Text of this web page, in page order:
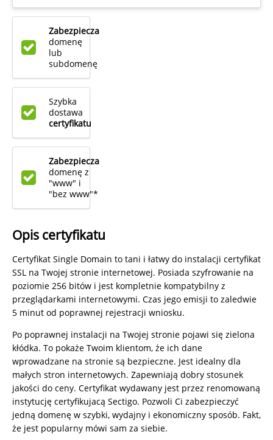
Zabezpiecza
domenę
lub
subdomenę
Szybka
dostawa
certyfikatu
Zabezpiecza
domenę z
"www" i
"bez www"*
Opis certyfikatu
Certyfikat Single Domain to tani i łatwy do instalacji certyfikat
SSL na Twojej stronie internetowej. Posiada szyfrowanie na
poziomie 256 bitów i jest kompletnie kompatybilny z
przeglądarkami internetowymi. Czas jego emisji to zaledwie
5 minut od poprawnej rejestracji wniosku.
Po poprawnej instalacji na Twojej stronie pojawi się zielona
kłódka. To pokaże Twoim klientom, że ich dane
wprowadzane na stronie są bezpieczne. Jest idealny dla
małych stron internetowych. Zapewniają dobry stosunek
jakości do ceny. Certyfikat wydawany jest przez renomowaną
instytucję certyfikujacą Sectigo. Pozwoli Ci zabezpieczyć
jedną domenę w szybki, wydajny i ekonomiczny sposób. Fakt,
że jest popularny mówi sam za siebie.